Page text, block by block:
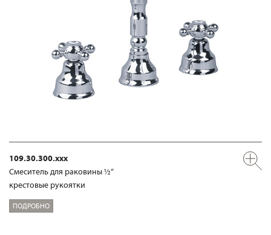
109.30.300.xxx
Смеситель для раковины ½“
крестовые рукоятки
ПОДРОБНО